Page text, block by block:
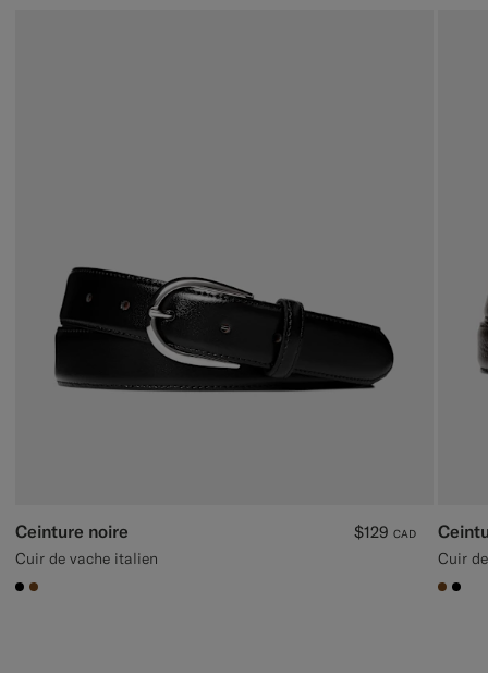
Ceinture noire
Cuir de vache italien
$129 CAD
#000000
#76471B
Cuir